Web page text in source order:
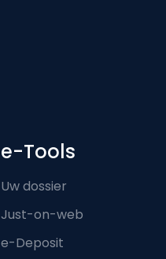
e-Tools
Uw dossier
Just-on-web
e-Deposit